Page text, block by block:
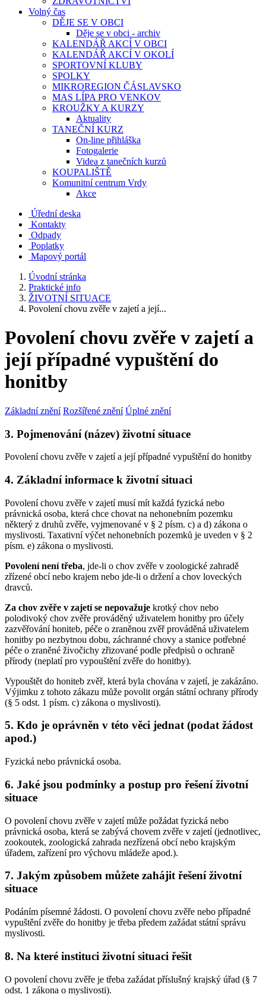
Volný čas
DĚJE SE V OBCI
Děje se v obci - archiv
KALENDÁŘ AKCÍ V OBCI
KALENDÁŘ AKCÍ V OKOLÍ
SPORTOVNÍ KLUBY
SPOLKY
MIKROREGION ČÁSLAVSKO
MAS LÍPA PRO VENKOV
KROUŽKY A KURZY
Aktuality
TANEČNÍ KURZ
On-line přihláška
Fotogalerie
Videa z tanečních kurzů
KOUPALIŠTĚ
Komunitní centrum Vrdy
Akce
Úřední deska
Kontakty
Odpady
Poplatky
Mapový portál
Úvodní stránka
Praktické info
ŽIVOTNÍ SITUACE
Povolení chovu zvěře v zajetí a její...
Povolení chovu zvěře v zajetí a
její případné vypuštění do
honitby
Základní znění Rozšířené znění Úplné znění
3. Pojmenování (název) životní situace
Povolení chovu zvěře v zajetí a její případné vypuštění do honitby
4. Základní informace k životní situaci
Povolení chovu zvěře v zajetí musí mít každá fyzická nebo
právnická osoba, která chce chovat na nehonebním pozemku
některý z druhů zvěře, vyjmenované v § 2 písm. c) a d) zákona o
myslivosti. Taxativní výčet nehonebních pozemků je uveden v § 2
písm. e) zákona o myslivosti.
Povolení není třeba, jde-li o chov zvěře v zoologické zahradě
zřízené obcí nebo krajem nebo jde-li o držení a chov loveckých
dravců.
Za chov zvěře v zajetí se nepovažuje krotký chov nebo
polodivoký chov zvěře prováděný uživatelem honitby pro účely
zazvěřování honiteb, péče o zraněnou zvěř prováděná uživatelem
honitby po nezbytnou dobu, záchranné chovy a stanice potřebné
péče o zraněné živočichy zřizované podle předpisů o ochraně
přírody (neplatí pro vypouštění zvěře do honitby).
Vypouštět do honiteb zvěř, která byla chována v zajetí, je zakázáno.
Výjimku z tohoto zákazu může povolit orgán státní ochrany přírody
(§ 5 odst. 1 písm. c) zákona o myslivosti).
5. Kdo je oprávněn v této věci jednat (podat žádost
apod.)
Fyzická nebo právnická osoba.
6. Jaké jsou podmínky a postup pro řešení životní
situace
O povolení chovu zvěře v zajetí může požádat fyzická nebo
právnická osoba, která se zabývá chovem zvěře v zajetí (jednotlivec,
zookoutek, zoologická zahrada nezřízená obcí nebo krajským
úřadem, zařízení pro výchovu mládeže apod.).
7. Jakým způsobem můžete zahájit řešení životní
situace
Podáním písemné žádosti. O povolení chovu zvěře nebo případné
vypuštění zvěře do honitby je třeba předem zažádat státní správu
myslivosti.
8. Na které instituci životní situaci řešit
O povolení chovu zvěře je třeba zažádat příslušný krajský úřad (§ 7
odst. 1 zákona o myslivosti).